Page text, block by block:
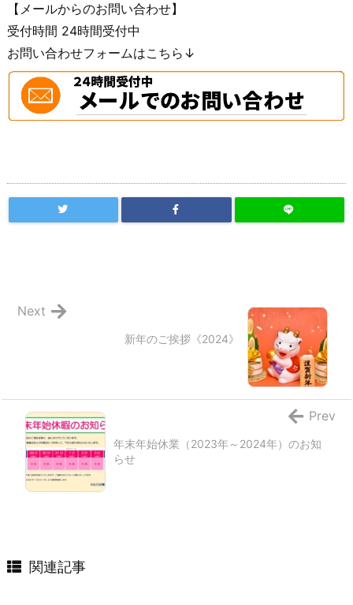
【メールからのお問い合わせ】
受付時間 24時間受付中
お問い合わせフォームはこちら↓
新年のご挨拶《2024》
Next
年末年始休業（2023年～2024年）のお知
らせ
Prev
関連記事